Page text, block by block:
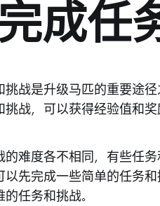
成任
挑战是升级马匹的重要途
挑战，可以获得经验值和奖
的难度各不相同，有些任
以先完成一些简单的任务
任务和挑战。